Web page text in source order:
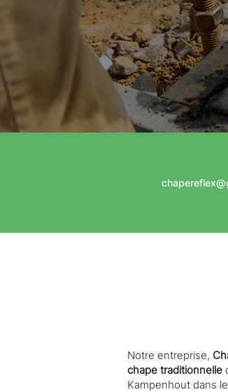
Notre entreprise,
chape traditionnelle
Kampenhout dans